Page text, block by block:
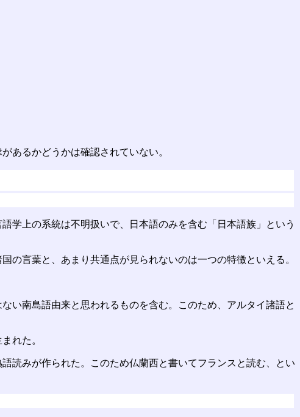
あるかどうかは確認されていない。
学上の系統は不明扱いで、日本語のみを含む「日本語族」という
の言葉と、あまり共通点が見られないのは一つの特徴といえる。
い南島語由来と思われるものを含む。このため、アルタイ諸語と
れた。
読みが作られた。このため仏蘭西と書いてフランスと読む、とい